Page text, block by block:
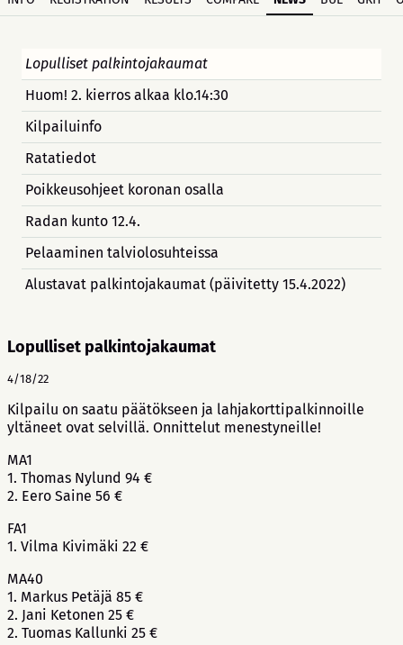
Lopulliset palkintojakaumat
Huom! 2. kierros alkaa klo.14:30
Kilpailuinfo
Ratatiedot
Poikkeusohjeet koronan osalla
Radan kunto 12.4.
Pelaaminen talviolosuhteissa
Alustavat palkintojakaumat (päivitetty 15.4.2022)
Lopulliset palkintojakaumat
4/18/22
Kilpailu on saatu päätökseen ja lahjakorttipalkinnoille
yltäneet ovat selvillä. Onnittelut menestyneille!
MA1
1. Thomas Nylund 94 €
2. Eero Saine 56 €
FA1
1. Vilma Kivimäki 22 €
MA40
1. Markus Petäjä 85 €
2. Jani Ketonen 25 €
2. Tuomas Kallunki 25 €